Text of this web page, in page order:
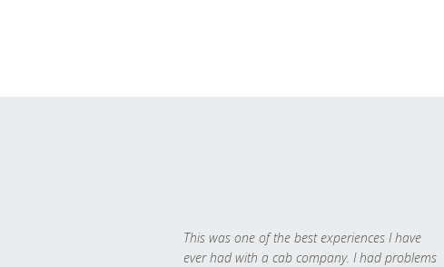
This was one of the best experiences I have
ever had with a cab company. I had problems